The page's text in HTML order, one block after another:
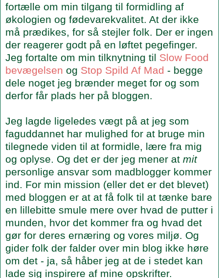
fortælle om min tilgang til formidling af
økologien og fødevarekvalitet. At der ikke
må prædikes, for så stejler folk. Der er ingen
der reagerer godt på en løftet pegefinger.
Jeg fortalte om min tilknytning til Slow Food
bevægelsen og Stop Spild Af Mad - begge
dele noget jeg brænder meget for og som
derfor får plads her på bloggen.
Jeg lagde ligeledes vægt på at jeg som
faguddannet har mulighed for at bruge min
tilegnede viden til at formidle, lære fra mig
og oplyse. Og det er der jeg mener at mit
personlige ansvar som madblogger kommer
ind. For min mission (eller det er det blevet)
med bloggen er at at få folk til at tænke bare
en lillebitte smule mere over hvad de putter i
munden, hvor det kommer fra og hvad det
gør for deres ernæring og vores miljø. Og
gider folk der falder over min blog ikke høre
om det - ja, så håber jeg at de i stedet kan
lade sig inspirere af mine opskrifter.